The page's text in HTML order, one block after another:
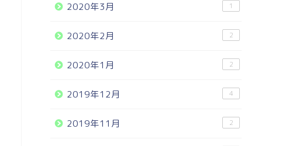
2020年3月 1
2020年2月 2
2020年1月 2
2019年12月 4
2019年11月 2